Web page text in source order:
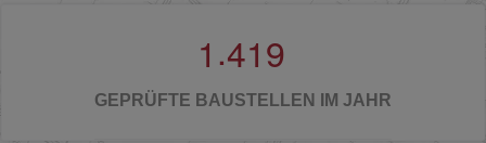
1 .419
GEPRÜFTE BAUSTELLEN IM JAHR